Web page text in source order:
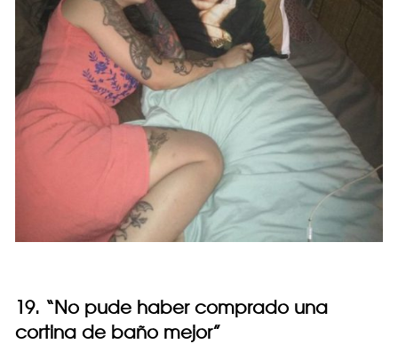
19. “No pude haber comprado una
cortina de baño mejor”